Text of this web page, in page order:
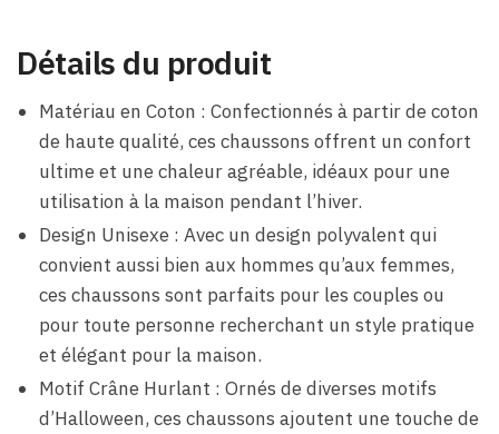
Détails du produit
Matériau en Coton : Confectionnés à partir de coton
de haute qualité, ces chaussons offrent un confort
ultime et une chaleur agréable, idéaux pour une
utilisation à la maison pendant l’hiver.
Design Unisexe : Avec un design polyvalent qui
convient aussi bien aux hommes qu’aux femmes,
ces chaussons sont parfaits pour les couples ou
pour toute personne recherchant un style pratique
et élégant pour la maison.
Motif Crâne Hurlant : Ornés de diverses motifs
d’Halloween, ces chaussons ajoutent une touche de